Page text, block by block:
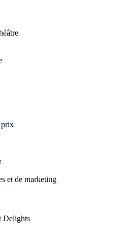
prix
et de marketing
Delights